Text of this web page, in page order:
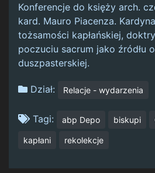
Konferencje do księży arch.
kard. Mauro Piacenza.
tożsamości kapłańskiej,
poczuciu sacrum jako źródłu
duszpasterskiej.
Dział: Relacje - wydarzenia
Tagi: abp Depo biskupi
kapłani rekolekcje